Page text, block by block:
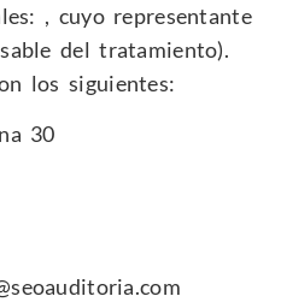
, cuyo representante
del tratamiento).
los siguientes:
30